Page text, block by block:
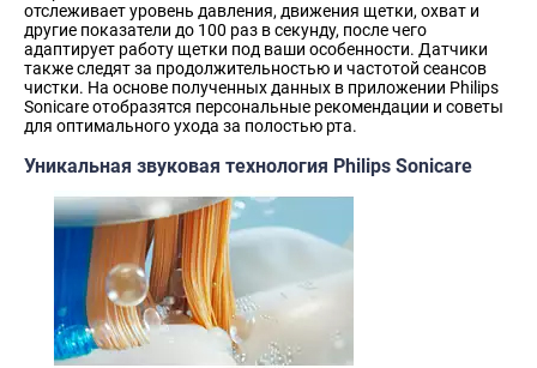
отслеживает уровень давления, движения щетки, охват и
другие показатели до 100 раз в секунду, после чего
адаптирует работу щетки под ваши особенности. Датчики
также следят за продолжительностью и частотой сеансов
чистки. На основе полученных данных в приложении Philips
Sonicare отобразятся персональные рекомендации и советы
для оптимального ухода за полостью рта.
Уникальная звуковая технология Philips Sonicare